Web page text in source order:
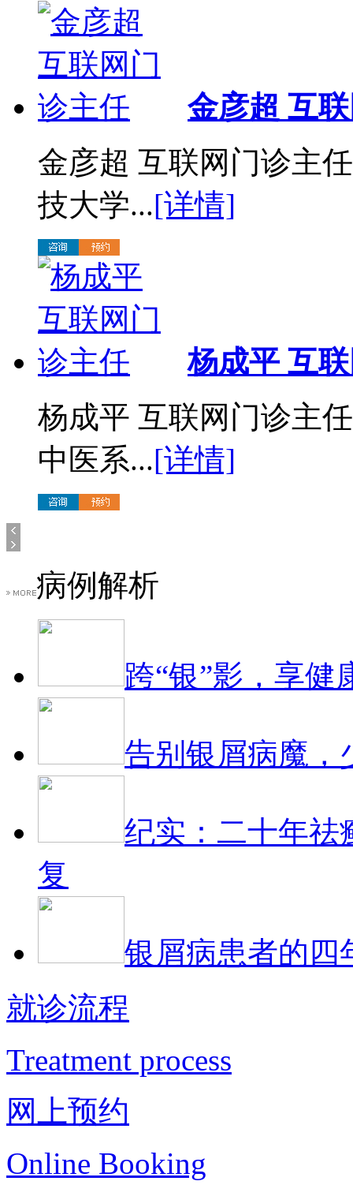
金彦超 互
金彦超 互联网门诊主
技大学...[详情]
杨成平 互
杨成平 互联网门诊主
中医系...[详情]
病例解析
跨“银”影，享健
告别银屑病魔，
纪实：二十年祛
复
银屑病患者的四
就诊流程
Treatment process
网上预约
Online Booking